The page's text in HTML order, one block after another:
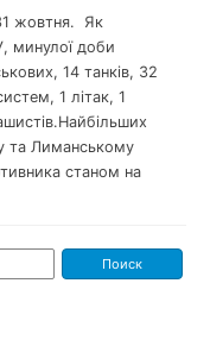
жовтня. Як
минулої доби
14 танків, 32
1 літак, 1
та Лиманському
станом на